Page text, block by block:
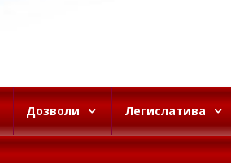
Дозволи Легислатива